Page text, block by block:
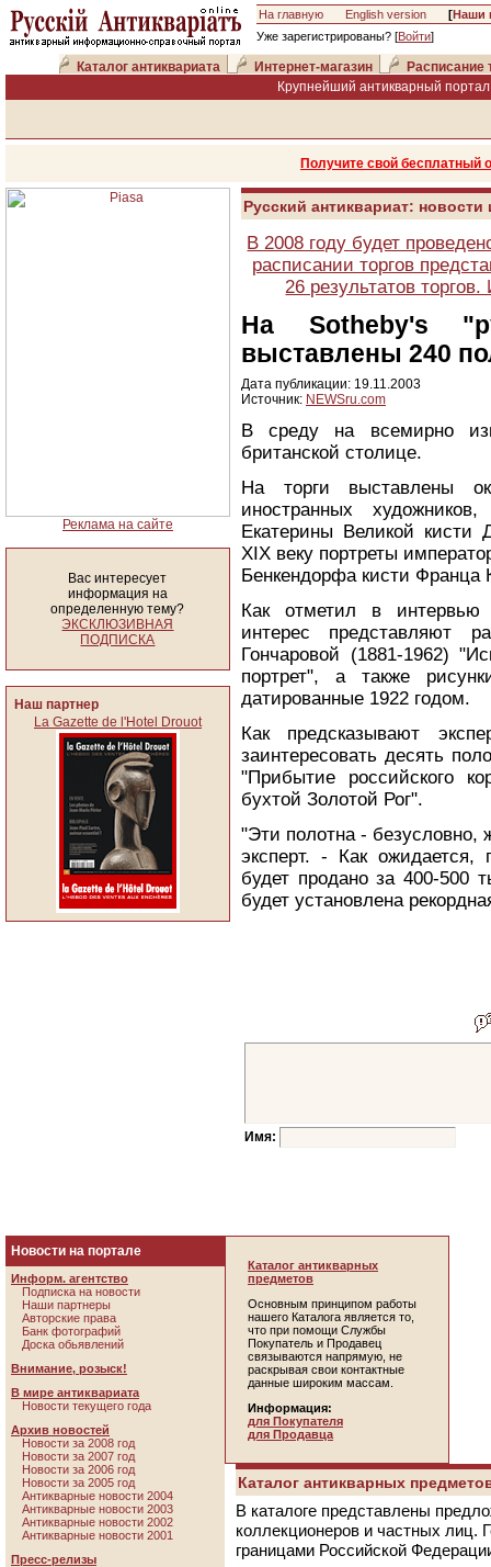
На главную English version [Наши
Уже зарегистрированы? [Войти]
Каталог антиквариата Интернет-магазин
Расписание
Крупнейший антикварный
Получите свой
Реклама на сайте
Вас интересует
информация на
определенную тему?
ЭКСКЛЮЗИВНАЯ
ПОДПИСКА
Наш партнер
La Gazette de l'Hotel Drouot
Русский антиквариат:
В 2008 году будет
расписании торгов
26 результатов
На Sotheby's
выставлены 240
Дата публикации: 19.11.2003
Источник: NEWSru.com
В среду на всемирно
британской столице.
На торги выставлены
иностранных
Екатерины Великой кисти
ХIХ веку портреты
Бенкендорфа кисти Франца
Как отметил в
интерес представляют
Гончаровой (1881-1962)
портрет", а также
датированные 1922 годом.
Как предсказывают
заинтересовать десять
"Прибытие российского
бухтой Золотой Рог".
"Эти полотна - безусловно,
эксперт. - Как ожидается,
будет продано за 400-500
будет установлена
Имя:
Новости на портале
Информ. агентство
Подписка на новости
Наши партнеры
Авторские права
Банк фотографий
Доска обьявлений
Внимание, розыск!
В мире антиквариата
Новости текущего года
Архив новостей
Новости за 2008 год
Новости за 2007 год
Новости за 2006 год
Новости за 2005 год
Антикварные новости 2004
Антикварные новости 2003
Антикварные новости 2002
Антикварные новости 2001
Пресс-релизы
Каталог антикварных
предметов
Основным принципом работы
нашего Каталога является то,
что при помощи Службы
Покупатель и Продавец
связываются напрямую, не
раскрывая свои контактные
данные широким массам.
Информация:
для Покупателя
для Продавца
Каталог антикварных
В каталоге представлены
коллекционеров и частных лиц.
границами Российской